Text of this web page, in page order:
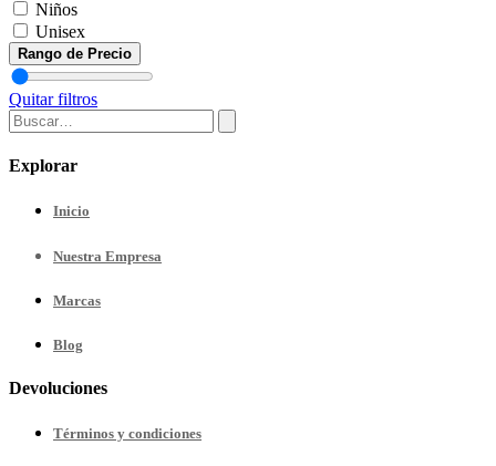
Niños
Unisex
Rango de Precio
Quitar filtros
Explorar
Inicio
Nuestra Empresa
Marcas
Blog
Devoluciones
Términos y condiciones